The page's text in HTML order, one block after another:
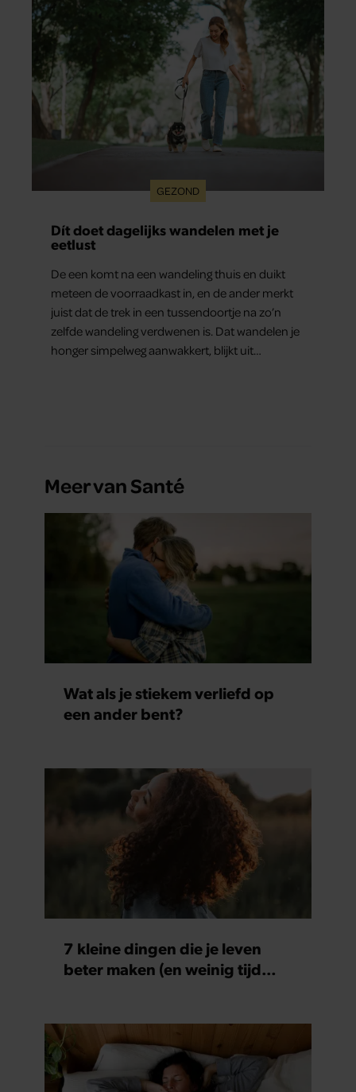
GEZOND
Dít doet dagelijks wandelen met je
eetlust
De een komt na een wandeling thuis en duikt
meteen de voorraadkast in, en de ander merkt
juist dat de trek in een tussendoortje na zo’n
zelfde wandeling verdwenen is. Dat wandelen je
honger simpelweg aanwakkert, blijkt uit
Meer van Santé
Wat als je stiekem verliefd op
een ander bent?
7 kleine dingen die je leven
beter maken (en weinig tijd